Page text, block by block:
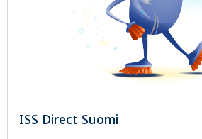
ISS Direct Suomi